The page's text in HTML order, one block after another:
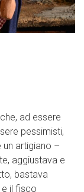
ad essere
pessimisti,
artigiano –
aggiustava e
bastava
e il fisco